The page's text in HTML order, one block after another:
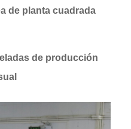
de planta cuadrada
de producción